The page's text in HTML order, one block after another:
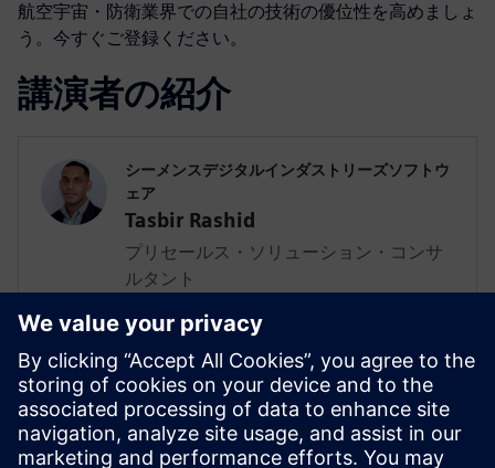
航空宇宙・防衛業界での自社の技術の優位性を高めましょ
う。今すぐご登録ください。
講演者の紹介
シーメンスデジタルインダストリーズソフトウ
ェア
Tasbir Rashid
プリセールス・ソリューション・コンサ
ルタント
Tasは、シーメンスのソリューション・コ
ンサルタントとして、Simcenter流体・熱
ソリューションでA&D業界のお客様をサ
ポートしています。シーメンスに入社す
る前は、Newport News Shipbuildingの流
体力学グループに所属していました。